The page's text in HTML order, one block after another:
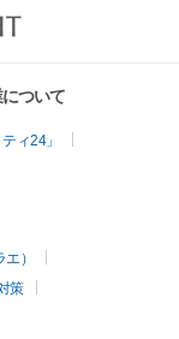
ついて
ィ24」
）
策